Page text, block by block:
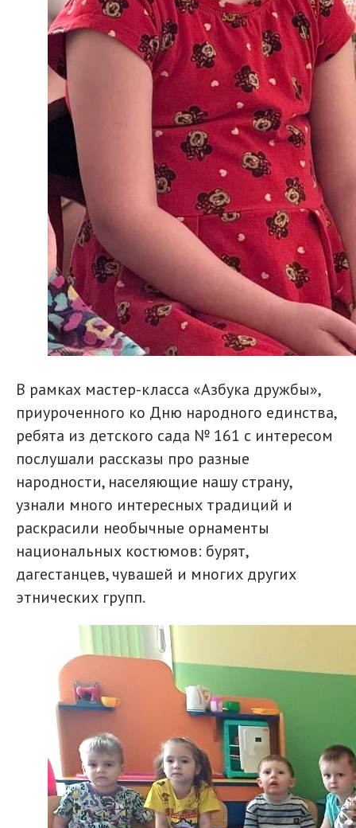
В рамках мастер-класса «Азбука дружбы»,
приуроченного ко Дню народного единства,
ребята из детского сада № 161 с интересом
послушали рассказы про разные
народности, населяющие нашу страну,
узнали много интересных традиций и
раскрасили необычные орнаменты
национальных костюмов: бурят,
дагестанцев, чувашей и многих других
этнических групп.